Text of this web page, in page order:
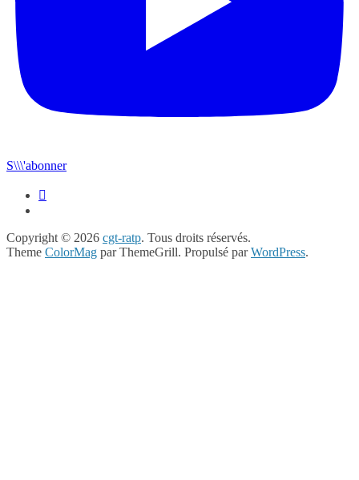
S\\\'abonner
Copyright © 2026 cgt-ratp. Tous droits réservés.
Theme ColorMag par ThemeGrill. Propulsé parWordPress.